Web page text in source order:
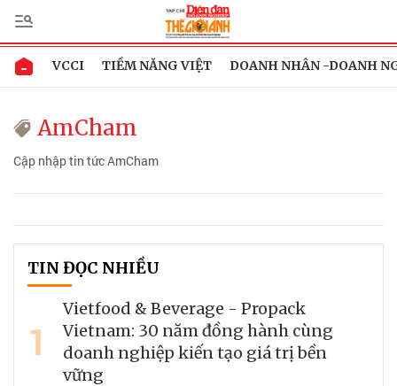
VCCI TIỀM NĂNG VIỆT DOANH NHÂN -DOANH
AmCham
Cập nhập tin tức AmCham
TIN ĐỌC NHIỀU
1
Vietfood & Beverage - Propack
Vietnam: 30 năm đồng hành cùng
doanh nghiệp kiến tạo giá trị bền
vững